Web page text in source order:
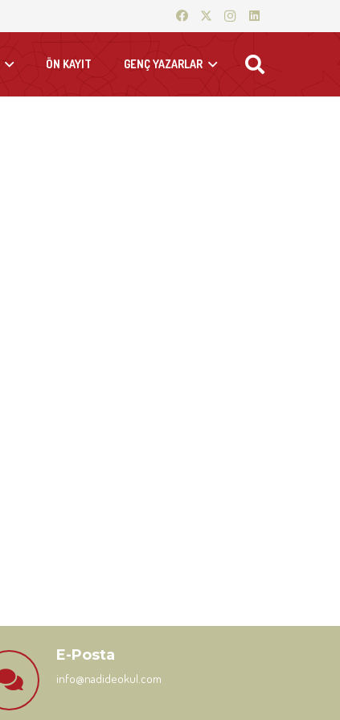
ÖN KAYIT GENÇ YAZARLAR
E-Posta
info@nadideokul.com